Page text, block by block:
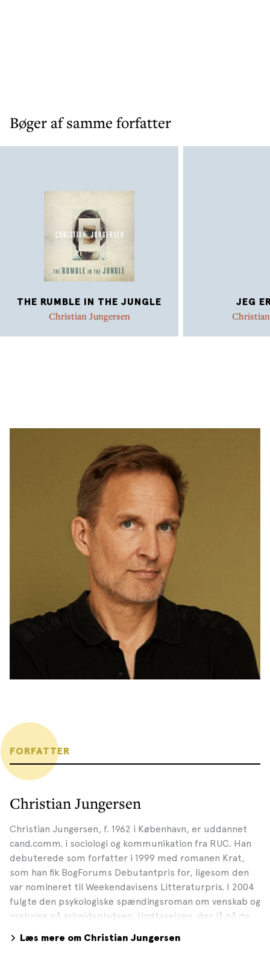
Bøger af samme forfatter
THE RUMBLE IN THE JUNGLE
Christian Jungersen
JEG
FORFATTER
Christian Jungersen
Christian Jungersen, f. 1962 i København, er uddannet
cand.comm. i sociologi og kommunikation fra RUC. Han
debuterede som forfatter i 1999 med romanen Krat,
som han fik BogForums Debutantpris for, ligesom den
var nomineret til Weekendavisens Litteraturpris. I 2004
fulgte den psykologiske spændingsroman om venskab og
mobning på arbejdspladsen, Undtagelsen, der lå på de
modtog han De Gyldne Laurbær og DR Romanprisen.
Læs mere om Christian Jungersen